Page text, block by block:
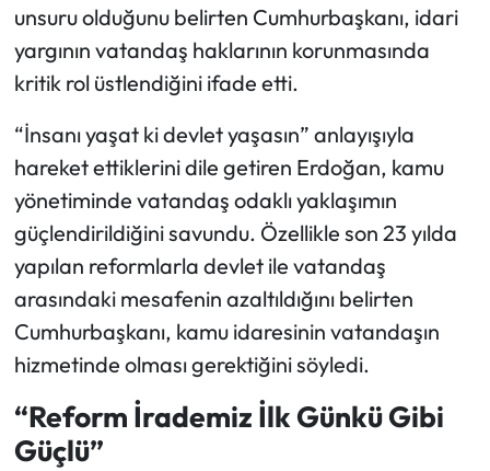
unsuru olduğunu belirten Cumhurbaşkanı, idari
yargının vatandaş haklarının korunmasında
kritik rol üstlendiğini ifade etti.
“İnsanı yaşat ki devlet yaşasın” anlayışıyla
hareket ettiklerini dile getiren Erdoğan, kamu
yönetiminde vatandaş odaklı yaklaşımın
güçlendirildiğini savundu. Özellikle son 23 yılda
yapılan reformlarla devlet ile vatandaş
arasındaki mesafenin azaltıldığını belirten
Cumhurbaşkanı, kamu idaresinin vatandaşın
hizmetinde olması gerektiğini söyledi.
“Reform İrademiz İlk Günkü Gibi
Güçlü”